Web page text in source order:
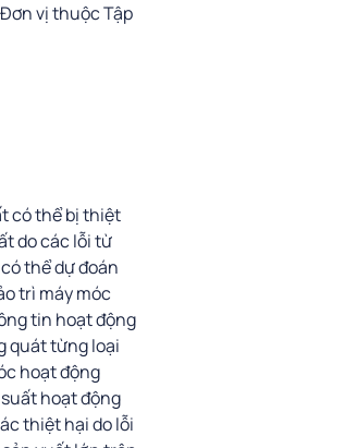
vị thuộc Tập
có thể bị thiệt
do các lỗi từ
thể dự đoán
trì máy móc
tin hoạt động
quát từng loại
hoạt động
hoạt động
thiệt hại do lỗi